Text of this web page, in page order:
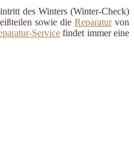
des Winters (Winter-Check)
sowie die Reparaturvon
Service findet immer eine